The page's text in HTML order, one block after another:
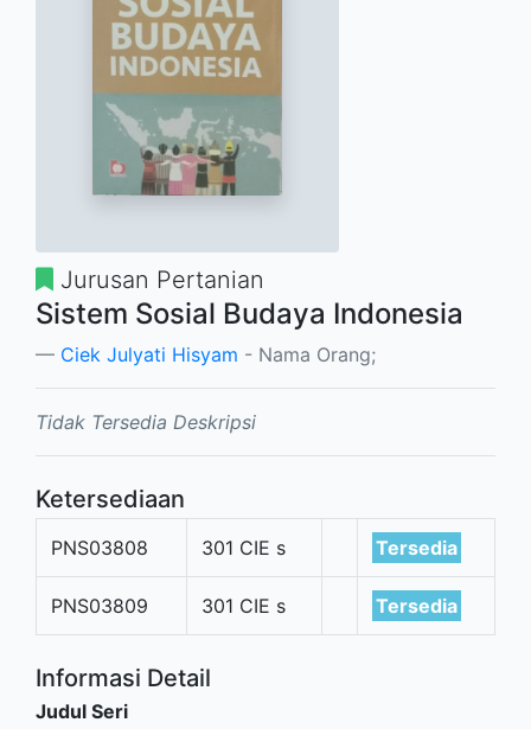
Jurusan Pertanian
Sistem Sosial Budaya Indonesia
Ciek Julyati Hisyam - Nama Orang;
Tidak Tersedia Deskripsi
Ketersediaan
PNS03808 301 CIE s Tersedia
PNS03809 301 CIE s Tersedia
Informasi Detail
Judul Seri